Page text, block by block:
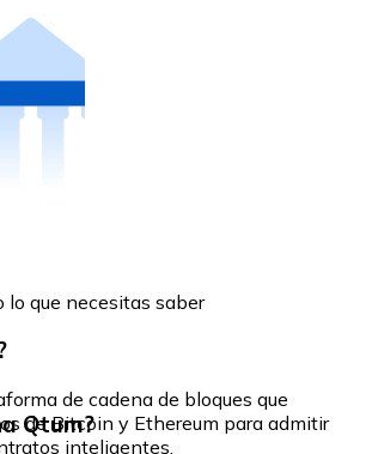
lo que necesitas saber
de cadena de bloques que
de Bitcoin y Ethereum para admitir
inteligentes.
Qtum?